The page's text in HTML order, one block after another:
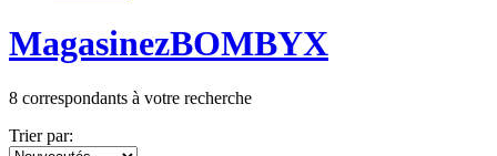
MagasinezBOMBYX
8 correspondants à votre recherche
Trier par: